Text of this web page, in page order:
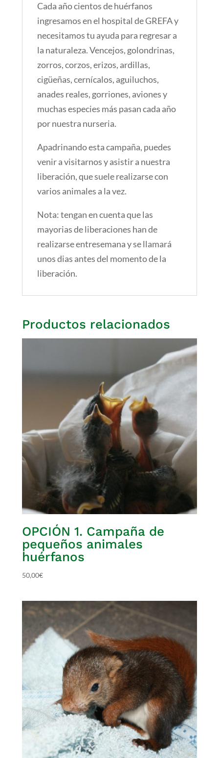
Cada año cientos de huérfanos
ingresamos en el hospital de GREFA y
necesitamos tu ayuda para regresar a
la naturaleza. Vencejos, golondrinas,
zorros, corzos, erizos, ardillas,
cigüeñas, cernícalos, aguiluchos,
anades reales, gorriones, aviones y
muchas especies más pasan cada año
por nuestra nurseria.
Apadrinando esta campaña, puedes
venir a visitarnos y asistir a nuestra
liberación, que suele realizarse con
varios animales a la vez.
Nota: tengan en cuenta que las
mayorias de liberaciones han de
realizarse entresemana y se llamará
unos dias antes del momento de la
liberación.
Productos relacionados
OPCIÓN 1. Campaña de
pequeños animales
huérfanos
50,00€